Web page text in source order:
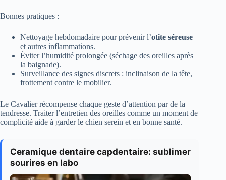
Bonnes pratiques :
Nettoyage hebdomadaire pour prévenir l’otite séreuse
et autres inflammations.
Éviter l’humidité prolongée (séchage des oreilles après
la baignade).
Surveillance des signes discrets : inclinaison de la tête,
frottement contre le mobilier.
Le Cavalier récompense chaque geste d’attention par de la
tendresse. Traiter l’entretien des oreilles comme un moment de
complicité aide à garder le chien serein et en bonne santé.
Ceramique dentaire capdentaire: sublimer
sourires en labo